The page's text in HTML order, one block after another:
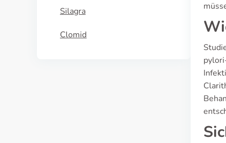
Silagra
Clomid